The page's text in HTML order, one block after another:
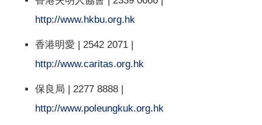
http://www.hkbu.org.hk
香港明愛 | 2542 2071 |
http://www.caritas.org.hk
保良局 | 2277 8888 |
http://www.poleungkuk.org.hk